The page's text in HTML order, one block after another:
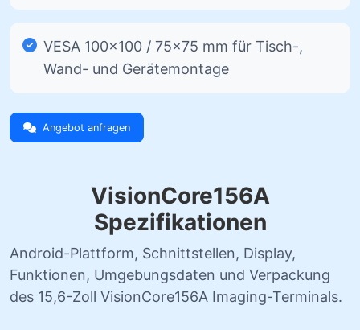
VESA 100×100 / 75×75 mm für Tisch-,
Wand- und Gerätemontage
Angebot anfragen
VisionCore156A
Spezifikationen
Android-Plattform, Schnittstellen, Display,
Funktionen, Umgebungsdaten und Verpackung
des 15,6-Zoll VisionCore156A Imaging-Terminals.